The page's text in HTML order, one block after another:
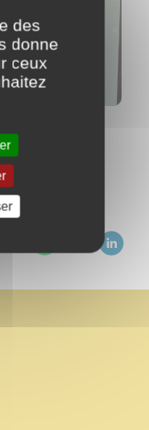
26 à 14:00
Chaudron
des
donne
ceux